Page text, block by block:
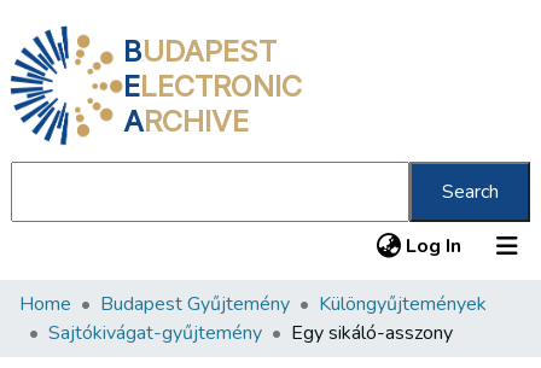
BUDAPEST
ELECTRONIC
ARCHIVE
Search
Log In (current)
Communities & Collections
Home Budapest Gyűjtemény
Különgyűjtemények
Sajtókivágat-gyűjtemény
Egy sikáló-asszony